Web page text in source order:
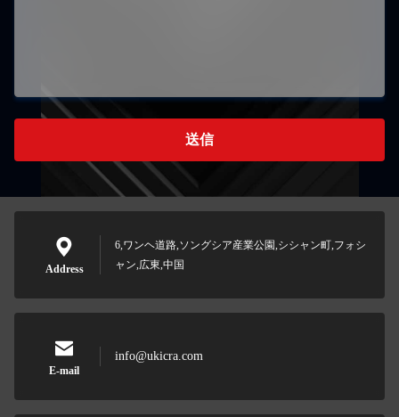
送信
Address
6,ワンヘ道路,ソングシア産業公園,シシャン町,フォシ
ャン,広東,中国
E-mail
info@ukicra.com